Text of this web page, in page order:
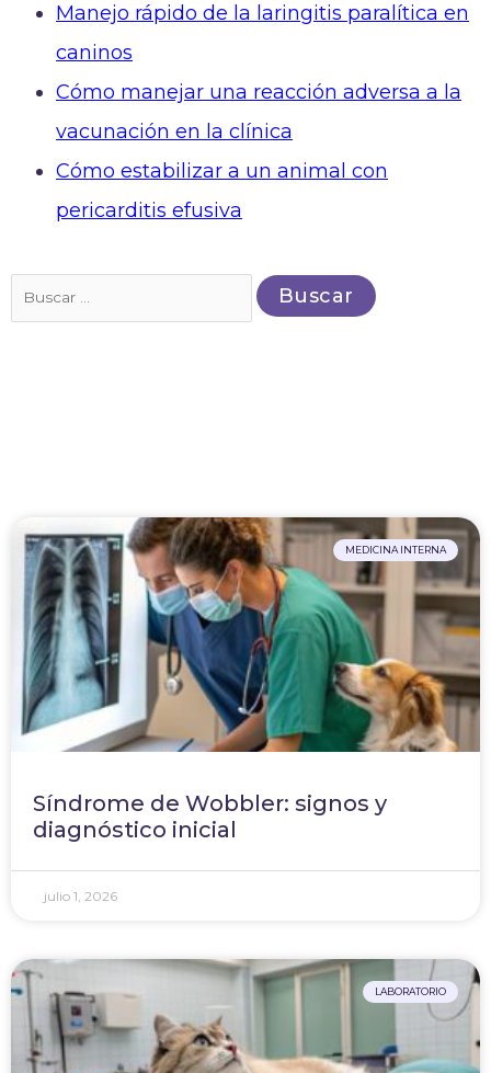
Manejo rápido de la laringitis paralítica en
caninos
Cómo manejar una reacción adversa a la
vacunación en la clínica
Cómo estabilizar a un animal con
pericarditis efusiva
por:
MEDICINA INTERNA
Síndrome de Wobbler: signos y
diagnóstico inicial
julio 1, 2026
LABORATORIO